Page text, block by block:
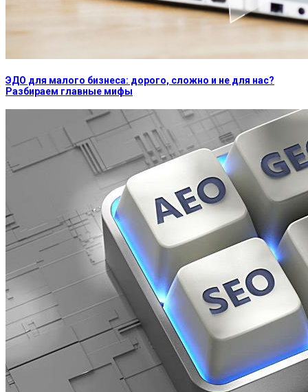
ЭДО для малого бизнеса: дорого, сложно и не для нас?
Разбираем главные мифы